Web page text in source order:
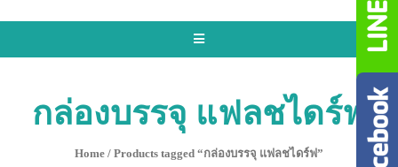
Toggle
กล่องบรรจุ แฟลชไดร์ฟ
Home / Products tagged “กล่องบรรจุ แฟลชไดร์ฟ”